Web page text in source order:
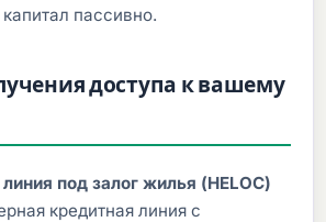
пассивно.
доступа к вашему
под залог жилья (HELOC)
кредитная линия с